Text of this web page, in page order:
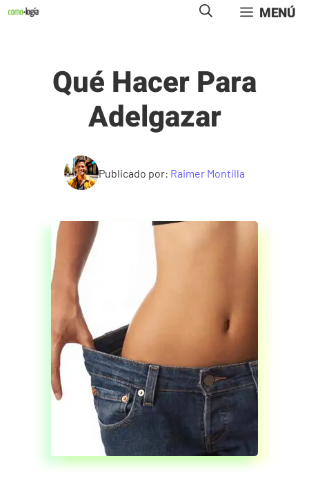
Saltar
MENÚ
Qué Hacer Para
Adelgazar
Publicado por: Raimer Montilla